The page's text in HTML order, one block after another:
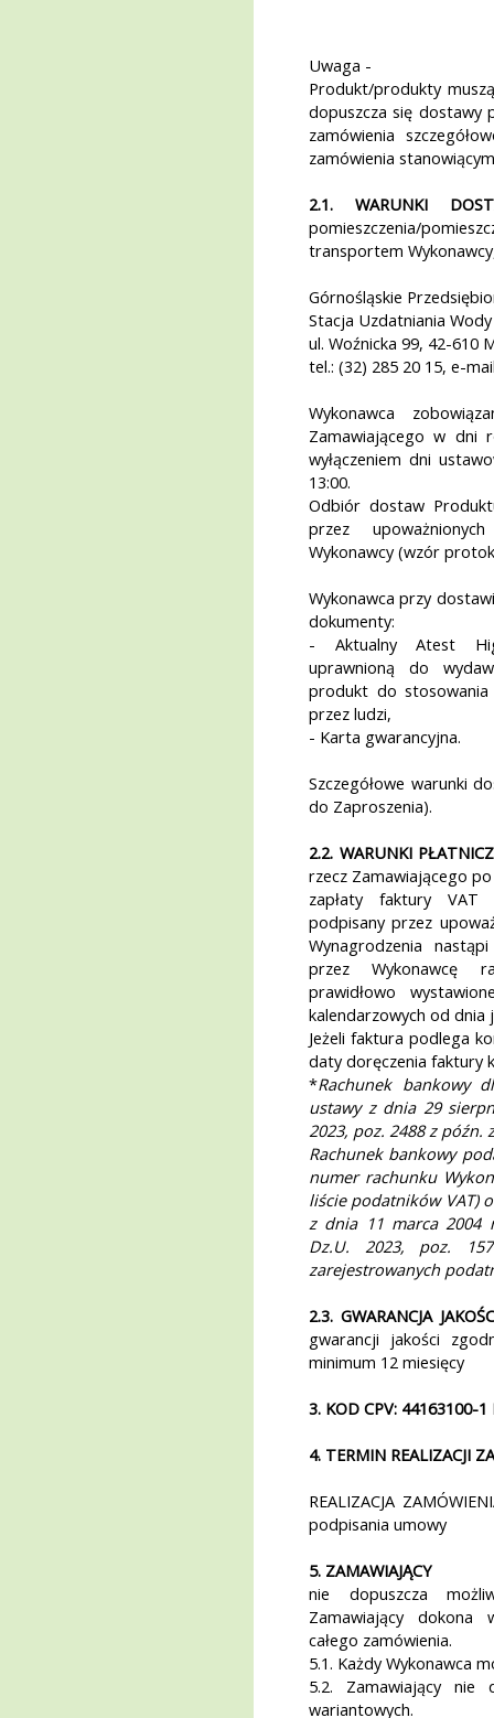
Uwaga -
Produkt/produkty
dopuszcza się dostawy
zamówienia
zamówienia
2.1. WARUNKI
pomieszczenia/
transportem
Górnośląskie
Stacja Uzdatniania
ul. Woźnicka 99, 42-610
tel.: (32) 285 20 15, e-
Wykonawca
Zamawiającego w dni
wyłączeniem dni
13:00.
Odbiór dostaw
przez
Wykonawcy (wzór
Wykonawca przy
dokumenty:
- Aktualny Atest
uprawnioną do
produkt do
przez ludzi,
- Karta gwarancyjna.
Szczegółowe warunki
do Zaproszenia).
2.2. WARUNKI
rzecz Zamawiającego
zapłaty faktury VAT
podpisany przez
Wynagrodzenia
przez Wykonawcę
prawidłowo
kalendarzowych od dnia
Jeżeli faktura podlega
daty doręczenia faktury
*Rachunek bankowy
ustawy z dnia 29
2023, poz. 2488 z późn.
Rachunek bankowy
numer rachunku
liście podatników VAT)
z dnia 11 marca 2004
Dz.U. 2023, poz.
zarejestrowanych
2.3. GWARANCJA
gwarancji jakości
minimum 12 miesięcy
3. KOD CPV: 44163100-
4. TERMIN REALIZACJI
REALIZACJA
podpisania umowy
5. ZAMAWIAJĄCY
nie dopuszcza
Zamawiający dokona
całego zamówienia.
5.1. Każdy Wykonawca
5.2. Zamawiający nie
wariantowych.